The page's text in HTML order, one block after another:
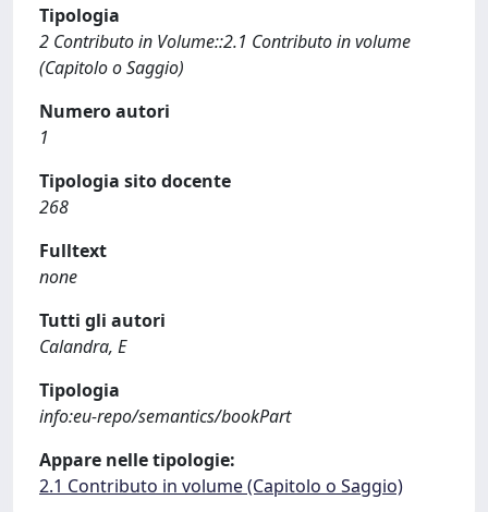
Tipologia
2 Contributo in Volume::2.1 Contributo in volume
(Capitolo o Saggio)
Numero autori
1
Tipologia sito docente
268
Fulltext
none
Tutti gli autori
Calandra, E
Tipologia
info:eu-repo/semantics/bookPart
Appare nelle tipologie:
2.1 Contributo in volume (Capitolo o Saggio)